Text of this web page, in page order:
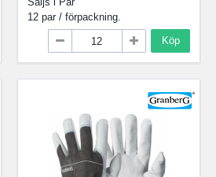
12 par / förpackning.
Köp